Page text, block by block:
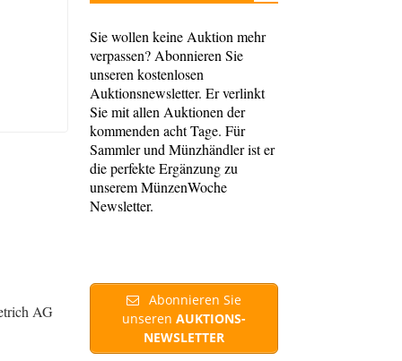
AG
Sie wollen keine Auktion mehr
verpassen? Abonnieren Sie
unseren kostenlosen
Auktionsnewsletter. Er verlinkt
Sie mit allen Auktionen der
kommenden acht Tage. Für
Sammler und Münzhändler ist er
die perfekte Ergänzung zu
unserem MünzenWoche
Newsletter.
Abonnieren Sie
unseren AUKTIONS-
NEWSLETTER